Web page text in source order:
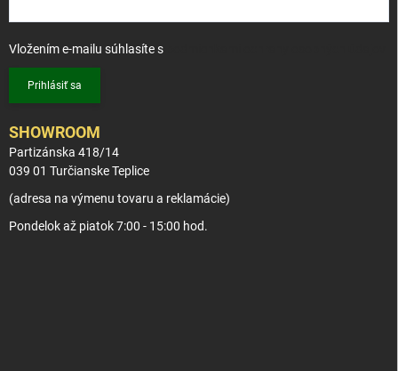
Vložením e-mailu súhlasíte s
Prihlásiť sa
SHOWROOM
Partizánska 418/14
039 01 Turčianske Teplice
(adresa na výmenu tovaru a reklamácie)
Pondelok až piatok 7:00 - 15:00 hod.